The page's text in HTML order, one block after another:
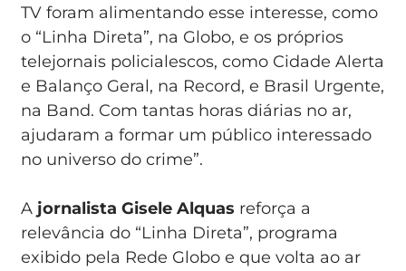
TV foram alimentando esse interesse, como
o “Linha Direta”, na Globo, e os próprios
telejornais policialescos, como Cidade Alerta
e Balanço Geral, na Record, e Brasil Urgente,
na Band. Com tantas horas diárias no ar,
ajudaram a formar um público interessado
no universo do crime”.
A jornalista Gisele Alquas reforça a
relevância do “Linha Direta”, programa
exibido pela Rede Globo e que volta ao ar